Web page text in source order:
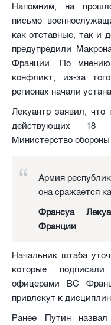
Напомним, на
письмо
как отставные, так и
предупредили
Франции. По мнению
конфликт, из-за
регионах начали
Лекуантр заявил, что
действующих 18
Министерство
Армия
она сражается
Франсуа
Франции
Начальник штаба
которые
офицерами ВС
привлекут к
Ранее Путин